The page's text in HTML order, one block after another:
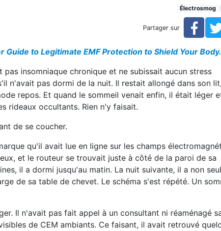
et récupérer
chambre pour mieuxÉlectrosmog
Partager sur
Guide to Legitimate EMF Protection to Shield Your Body.
insomniaque chronique et ne subissait aucun stress
n'avait pas dormi de la nuit. Il restait allongé dans son
repos. Et quand le sommeil venait enfin, il était léger
rideaux occultants. Rien n'y faisait.
de se coucher.
qu'il avait lue en ligne sur les champs
et le routeur se trouvait juste à côté de la paroi de sa
il a dormi jusqu'au matin. La nuit suivante, il a non
de sa table de chevet. Le schéma s'est répété. Un
Il n'avait pas fait appel à un consultant ni réaménagé
de CEM ambiants. Ce faisant, il avait retrouvé